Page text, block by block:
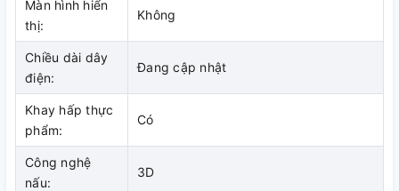
Màn hình hiển
thị:
Không
Chiều dài dây
điện:
Đang cập nhật
Khay hấp thực
phẩm:
Có
Công nghệ
nấu:
3D